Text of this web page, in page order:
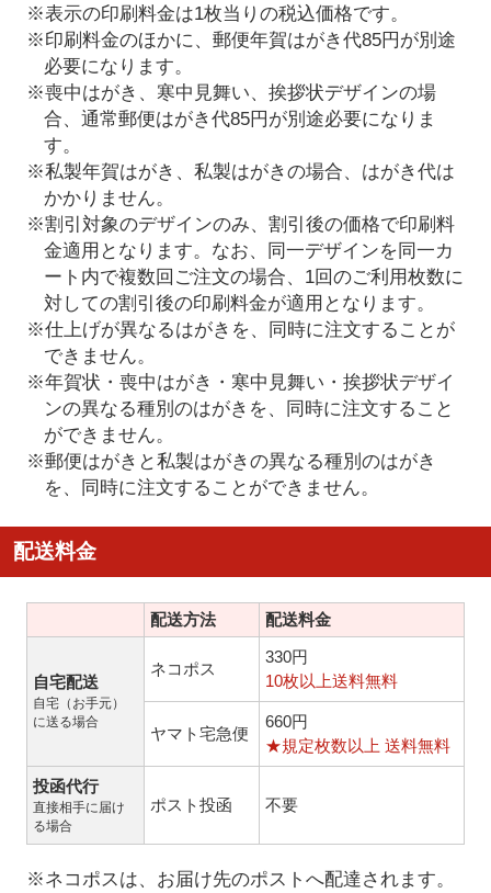
※表示の印刷料金は1枚当りの税込価格です。
※印刷料金のほかに、郵便年賀はがき代85円が別途
必要になります。
※喪中はがき、寒中見舞い、挨拶状デザインの場
合、通常郵便はがき代85円が別途必要になりま
す。
※私製年賀はがき、私製はがきの場合、はがき代は
かかりません。
※割引対象のデザインのみ、割引後の価格で印刷料
金適用となります。なお、同一デザインを同一カ
ート内で複数回ご注文の場合、1回のご利用枚数に
対しての割引後の印刷料金が適用となります。
※仕上げが異なるはがきを、同時に注文することが
できません。
※年賀状・喪中はがき・寒中見舞い・挨拶状デザイ
ンの異なる種別のはがきを、同時に注文すること
ができません。
※郵便はがきと私製はがきの異なる種別のはがき
を、同時に注文することができません。
配送料金
配送方法 配送料金
自宅配送
自宅（お手元）
に送る場合
ネコポス
330円
10枚以上送料無料
ヤマト宅急便
660円
★規定枚数以上 送料無料
投函代行
直接相手に届け
る場合
ポスト投函 不要
※ネコポスは、お届け先のポストへ配達されます。